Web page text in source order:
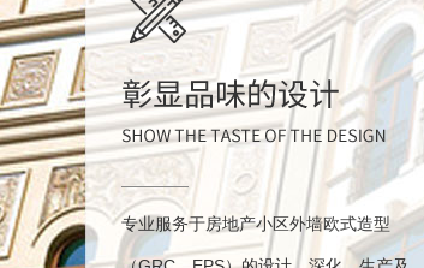
专业服务于房地产小区外墙欧式造型